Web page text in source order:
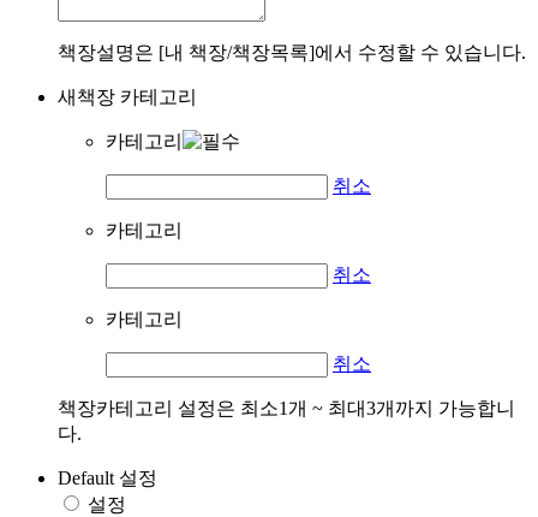
책장설명은 [내 책장/책장목록]에서 수정할 수 있습니다.
새책장 카테고리
카테고리
취소
카테고리
취소
카테고리
취소
책장카테고리 설정은 최소1개 ~ 최대3개까지 가능합니
다.
Default 설정
설정